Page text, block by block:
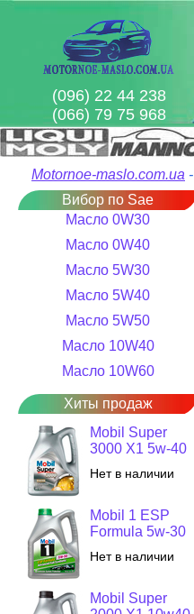
(096) 22 44 238
(066) 79 75 968
Motornoe-maslo.com.ua -
Вибор по Sae
Масло 0W30
Масло 0W40
Масло 5W30
Масло 5W40
Масло 5W50
Масло 10W40
Масло 10W60
Хиты продаж
Mobil Super
3000 X1 5w-40
Нет в наличии
Mobil 1 ESP
Formula 5w-30
Нет в наличии
Mobil Super